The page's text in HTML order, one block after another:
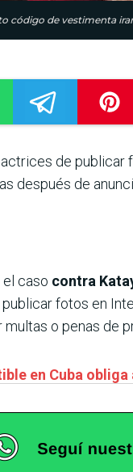
de vestimenta
de publicar
después de
caso contra
fotos en
o penas de
en Cuba